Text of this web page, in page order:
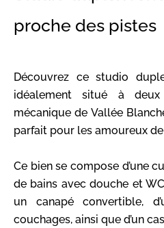
proche des pistes
Découvrez ce studio
idéalement situé à
mécanique de Vallée
parfait pour les amoureux
Ce bien se compose d’une
de bains avec douche et
un canapé convertible,
couchages, ainsi que d’un